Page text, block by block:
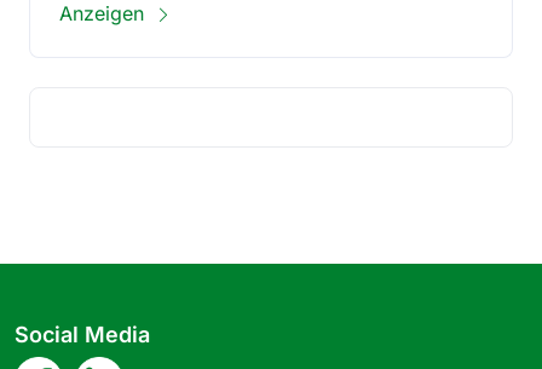
Anzeigen
Social Media